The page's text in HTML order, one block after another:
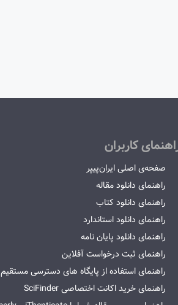
کاربران
صفحه‌ی اصلی ایران‌پیپر
راهنمای دانلود مقاله
راهنمای دانلود کتاب
راهنمای دانلود استاندارد
راهنمای دانلود پایان نامه
راهنمای ثبت درخواست آفلاین
راهنمای استفاده از پایگاه های دسترسی مستقیم
راهنمای خرید اکانت اختصاصی SciFinder